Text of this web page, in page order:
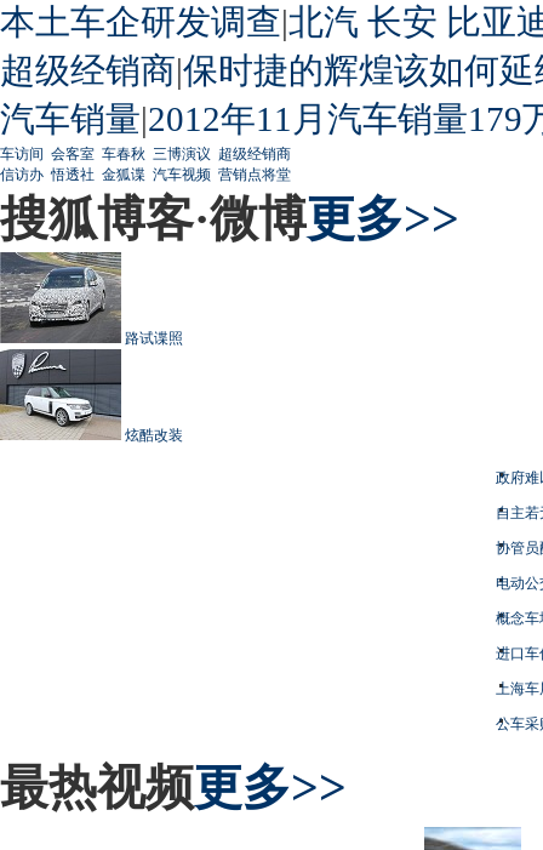
本土车企研发调查|北汽 长安 比亚
超级经销商|保时捷的辉煌该如何延
汽车销量|2012年11月汽车销量179
车访间 会客室 车春秋 三博演议 超级经销商
信访办 悟透社 金狐谍 汽车视频 营销点将堂
搜狐博客·微博更多>>
路试谍照
炫酷改装
政府难
自主
协管员
电动
概念车
进口车
上海
公车采
最热视频更多>>